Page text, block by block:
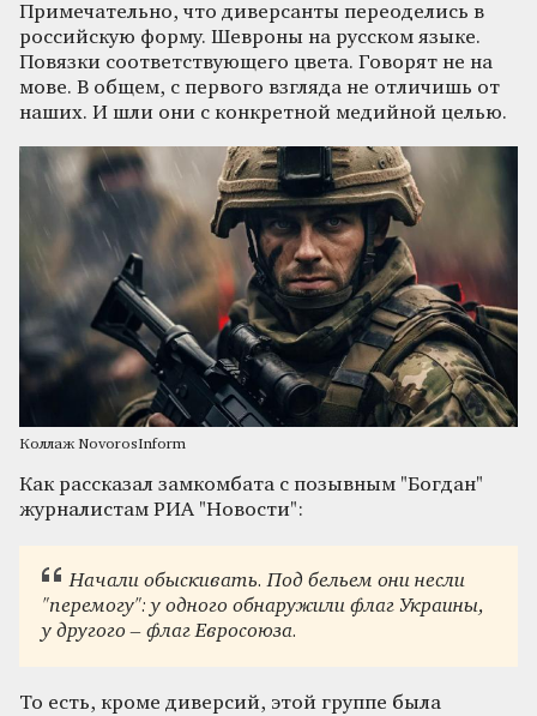
Примечательно, что диверсанты переоделись в
российскую форму. Шевроны на русском языке.
Повязки соответствующего цвета. Говорят не на
мове. В общем, с первого взгляда не отличишь от
наших. И шли они с конкретной медийной целью.
Коллаж NovorosInform
Как рассказал замкомбата с позывным "Богдан"
журналистам РИА "Новости":
Начали обыскивать. Под бельем они несли
"перемогу": у одного обнаружили флаг Украины,
у другого – флаг Евросоюза.
То есть, кроме диверсий, этой группе была